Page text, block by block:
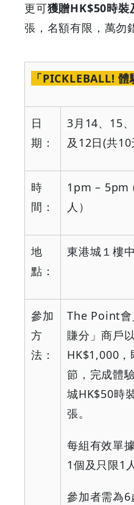
更可獲贈HK$50時裝
張，名額有限，萬勿
「PICKLEBALL!體
日
期：
3月 14、 15、
及 12日(共10
時
間：
1pm – 5pm
人）
地
點：
東港城１樓
參加
方
法：
The Point
賺分」商戶
HK$1,000
節，完成體
城HK$50時
張。
每組有效單
1個及只限1
參加者需為6